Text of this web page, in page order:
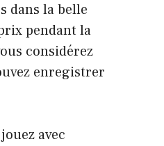
dans la belle
pendant la
considérez
enregistrer
avec